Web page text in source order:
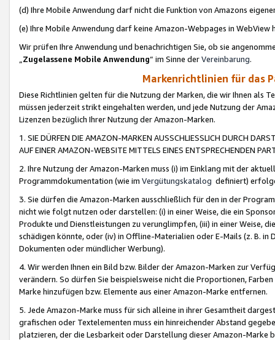
(d) Ihre Mobile Anwendung darf nicht die Funktion von Amazons
(e) Ihre Mobile Anwendung darf keine Amazon-Webpages in WebView
Wir prüfen Ihre Anwendung und benachrichtigen Sie, ob sie
„Zugelassene Mobile Anwendung“ im Sinne derVereinbarung.
Markenrichtlinien für das
Diese Richtlinien gelten für die Nutzung der Marken, die wir Ihnen als
müssen jederzeit strikt eingehalten werden, und jede Nutzung der
Lizenzen bezüglich Ihrer Nutzung der Amazon-Marken.
1. SIE DÜRFEN DIE AMAZON-MARKEN AUSSCHLIESSLICH DURCH
AUF EINER AMAZON-WEBSITE MITTELS EINES ENTSPRECHENDEN
2. Ihre Nutzung der Amazon-Marken muss (i) im Einklang mit der
Programmdokumentation (wie im Vergütungskatalog definiert)
3. Sie dürfen die Amazon-Marken ausschließlich für den in der
nicht wie folgt nutzen oder darstellen: (i) in einer Weise, die ein
Produkte und Dienstleistungen zu verunglimpfen, (iii) in einer Weise,
schädigen könnte, oder (iv) in Offline-Materialien oder E-Mails (z. B. in
Dokumenten oder mündlicher Werbung).
4. Wir werden Ihnen ein Bild bzw. Bilder der Amazon-Marken zur
verändern. So dürfen Sie beispielsweise nicht die Proportionen,
Marke hinzufügen bzw. Elemente aus einer Amazon-Marke entfernen.
5. Jede Amazon-Marke muss für sich alleine in ihrer Gesamtheit
grafischen oder Textelementen muss ein hinreichender Abstand
platzieren, der die Lesbarkeit oder Darstellung dieser Amazon-Marke